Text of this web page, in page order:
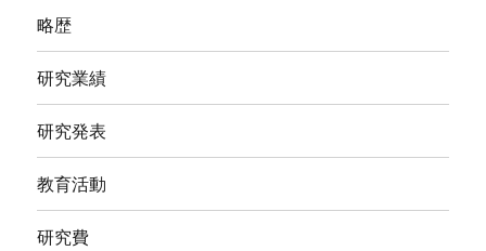
略歴
研究業績
研究発表
教育活動
研究費